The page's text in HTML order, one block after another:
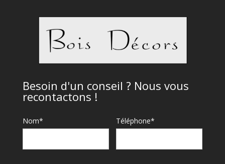
Besoin d'un conseil ? Nous vous
recontactons !
Nom* Téléphone*